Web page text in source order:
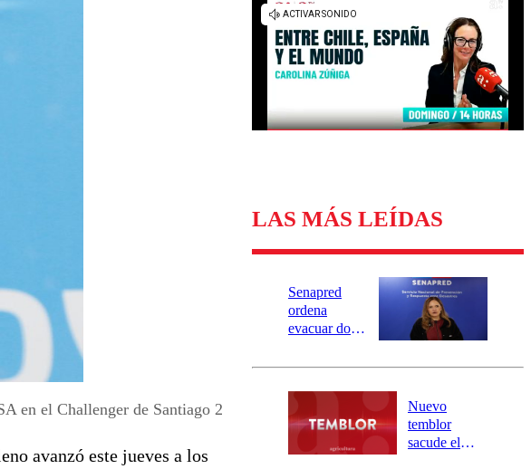
Universidad de Chile
Sustentabilidad
en el Challenger de Santiago 2
avanzó este jueves a los
LAS MÁS LEÍDAS
Senapred
ordena
evacuar dos
Carahue por
río Damas:
activa
mensajería
SAE
Nuevo
temblor
sacude el